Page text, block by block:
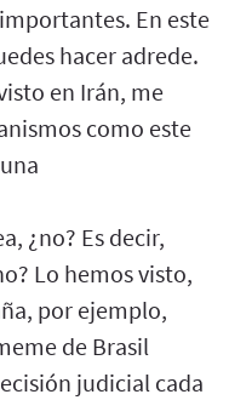
En este
hacer adrede.
en Irán, me
como este
¿no? Es decir,
Lo hemos visto,
por ejemplo,
de Brasil
judicial cada